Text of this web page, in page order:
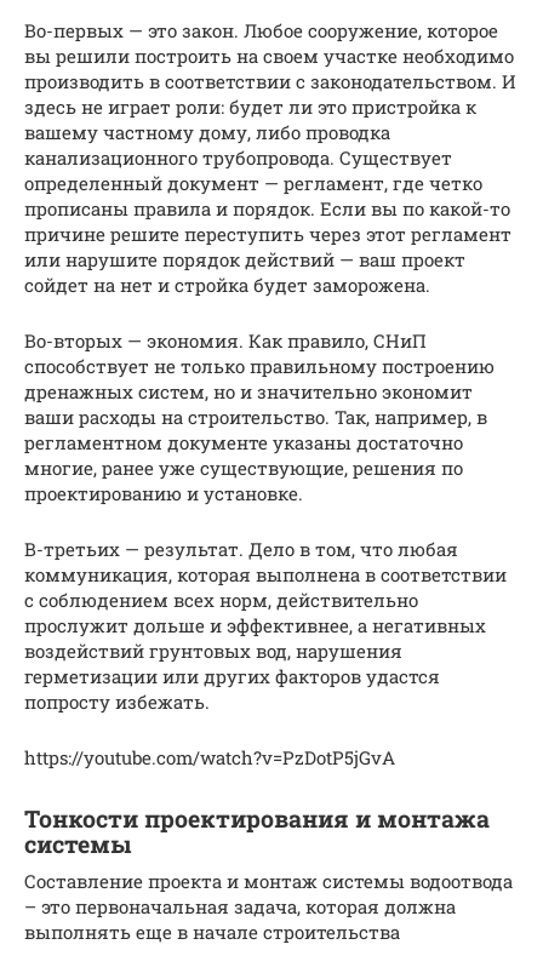
Во-первых — это закон. Любое сооружение, которое
вы решили построить на своем участке необходимо
производить в соответствии с законодательством. И
здесь не играет роли: будет ли это пристройка к
вашему частному дому, либо проводка
канализационного трубопровода. Существует
определенный документ — регламент, где четко
прописаны правила и порядок. Если вы по какой-то
причине решите переступить через этот регламент
или нарушите порядок действий — ваш проект
сойдет на нет и стройка будет заморожена.
Во-вторых — экономия. Как правило, СНиП
способствует не только правильному построению
дренажных систем, но и значительно экономит
ваши расходы на строительство. Так, например, в
регламентном документе указаны достаточно
многие, ранее уже существующие, решения по
проектированию и установке.
В-третьих — результат. Дело в том, что любая
коммуникация, которая выполнена в соответствии
с соблюдением всех норм, действительно
прослужит дольше и эффективнее, а негативных
воздействий грунтовых вод, нарушения
герметизации или других факторов удастся
попросту избежать.
https://youtube.com/watch?v=PzDotP5jGvA
Тонкости проектирования и монтажа
системы
Составление проекта и монтаж системы водоотвода
– это первоначальная задача, которая должна
выполнять еще в начале строительства